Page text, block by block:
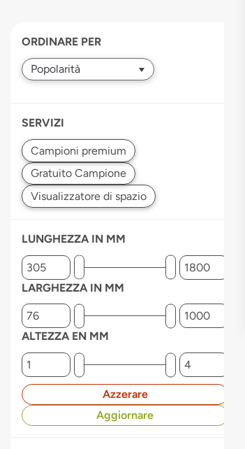
ORDINARE PER
SERVIZI
LUNGHEZZA IN MM
LARGHEZZA IN MM
ALTEZZA EN MM
Azzerare
Aggiornare